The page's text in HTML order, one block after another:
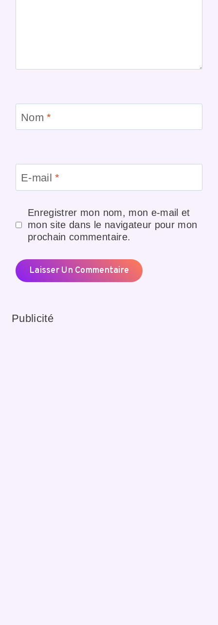
Nom*
E-mail*
Enregistrer mon nom, mon e-mail et
mon site dans le navigateur pour mon
prochain commentaire.
Publicité